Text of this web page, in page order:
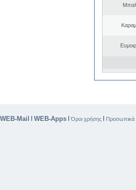
WEB-Mail | WEB-Apps |Όροι χρήσης | Προσωπικά